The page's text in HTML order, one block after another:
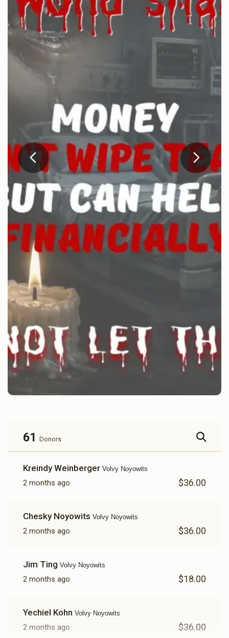
61 Donors
Kreindy Weinberger Volvy Noyowits
2 months ago $36.00
Chesky Noyowits Volvy Noyowits
2 months ago $36.00
Jim Ting Volvy Noyowits
2 months ago $18.00
Yechiel Kohn Volvy Noyowits
2 months ago $36.00